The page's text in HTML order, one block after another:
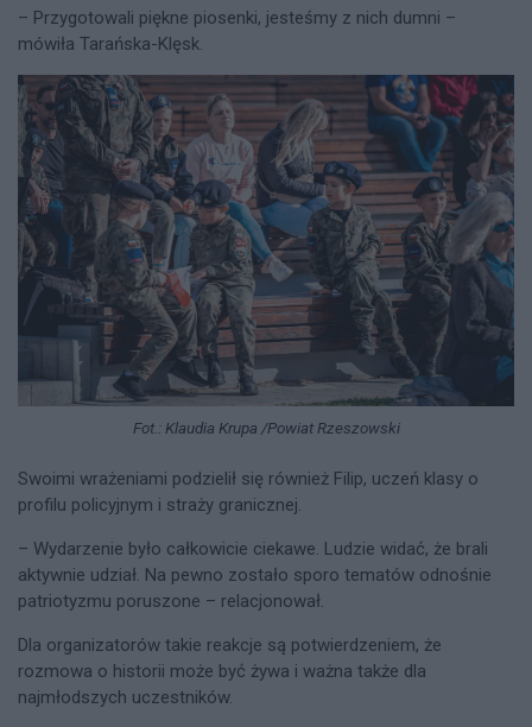
– Przygotowali piękne piosenki, jesteśmy z nich dumni –
mówiła Tarańska-Klęsk.
Fot.: Klaudia Krupa /Powiat Rzeszowski
Swoimi wrażeniami podzielił się również Filip, uczeń klasy o
profilu policyjnym i straży granicznej.
– Wydarzenie było całkowicie ciekawe. Ludzie widać, że brali
aktywnie udział. Na pewno zostało sporo tematów odnośnie
patriotyzmu poruszone – relacjonował.
Dla organizatorów takie reakcje są potwierdzeniem, że
rozmowa o historii może być żywa i ważna także dla
najmłodszych uczestników.